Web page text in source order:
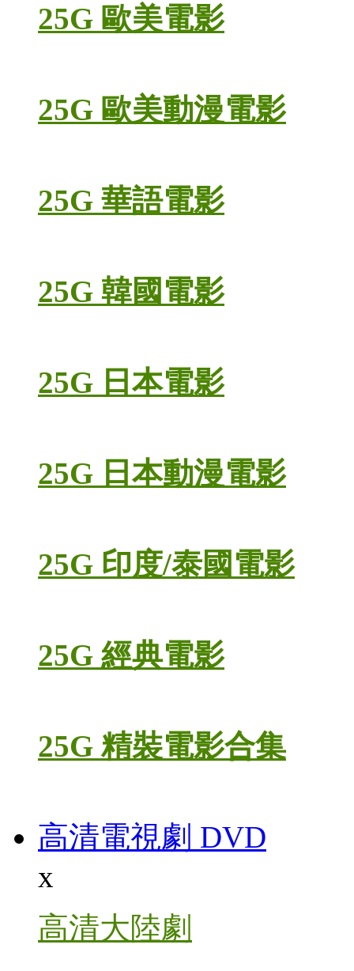
25G 歐美電影
25G 歐美動漫電影
25G 華語電影
25G 韓國電影
25G 日本電影
25G 日本動漫電影
25G 印度/泰國電影
25G 經典電影
25G 精裝電影合集
高清電視劇 DVD
x
高清大陸劇